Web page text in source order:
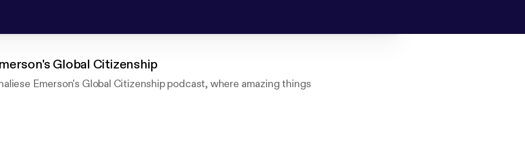
Global Citizenship
Emerson's Global Citizenship podcast, where amazing things